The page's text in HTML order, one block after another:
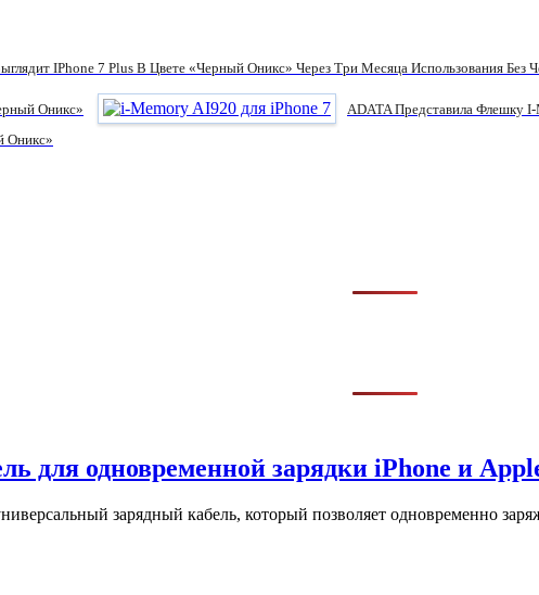
IPhone 7 Plus В Цвете «черный Оникс» Через Три Месяца Использования Без
Оникс» ADATA Представила Флешку
Оникс»
для одновременной зарядки iPhone и
зарядный кабель, который позволяет одновременно